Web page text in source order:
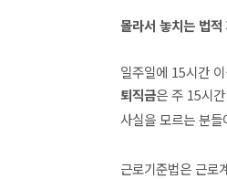
몰라서 놓치는 법적
일주일에 15시간
퇴직금은 주 15시
사실을 모르는 분
근로기준법은 근로